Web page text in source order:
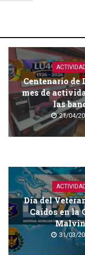
Centenario de
mes de
las
21/04/
Día del
Caídos en la
31/03/